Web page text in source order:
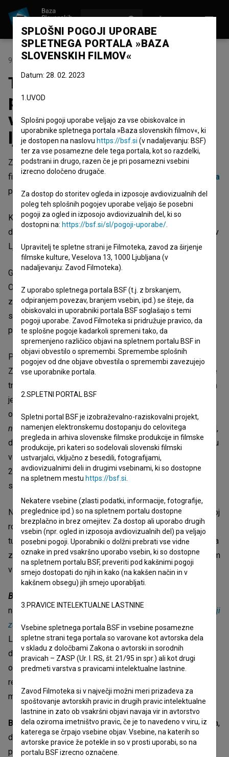
9. januar 2026
Tretja zlata rola za Belo se
pere na devetdeset: film je
videlo že več kot 80 tisoč
ljudi
Zveza društev slovenskih filmskih ustvarjalcev je ekipi
filma Belo se pere na devetdeset
Marka Naberšnika
podelila tretjo zlato rolo za preseženih 75.000 gledalcev.
Kot je na podelitvi v Odiseji dejal producentAleš Pavlin
dosežek, da so pripeljali občinstvo nazaj v kinematografe v
Ljubljani in drugod po Sloveniji.
Generalni direktor družbe Odisejada, ki upravlja kompleks
Odiseja, Ivo Boscarol, se je na prireditvi ustvarjalcem
zahvalil za dobre rezultate, ki jih film dosega v Odiseji, in
spomnil, da se je priznanje zlata rola rodilo prav v
predhodniku Odiseje, nekdanjem Koloseju.
Priznanje je ekipi filma podelilAlan Vitezič, predstavnik
Zveze društev slovenskih filmskih ustvarjalcev, ki nadaljuje
tradicijo podeljevanja zlatih rol. Producent filma Aleš Pavlin
je ob tem povedal, da so neizmerno ponosni in hvaležni
občinstvu, da se je odzvalo na zahteven film, "dramo, ki je
na trenutke pretresljiva". Kot edinstven dosežek je poudaril,
da je filmBelo se pere na devetdeset , ki ga je v tem trenutku
videlo že več kot 80.000 gledalcev, najbolj gledan film leta
2025 na lestvici desetih najbolj gledanih filmov v Sloveniji,
sledi mu devet ameriških filmov.
Naberšnik je poudaril, da je hvaležen Bronji Žakelj, da je svoj
roman v ekranizacijo zaupala filmski ekipi. Veseli ga, da jih
tudi po koncu snemanja povezuje prijateljstvo in da Bronjina
zgodba tudi v filmskem mediju nagovarja z enakim čustvom
v smislu upanja in volje do življenja.
Belo se pere na devetdeset
nastal po knjižni predlogi. A kot je povedal, sta tako
Petelinji
zajtrkinŠanghaj, ki sta nastala po knjižnih predlogah Ferija
Lainščka, fikcija, zato si je lahko, kadar je bil v dvomu,
dovolil ta dvom zapolniti s svojo domišljijo. Tu pa gre za
osebno zgodbo, kjer je lahko tovrstne dvome zapolnil le z
resničnimi elementi, ki jih je doživela avtorica sama, zato
mu je bilo pomembno, da sta scenarij pisala skupaj.
Bronja Žakeljje, kot pravi, navdušena, hvaležna in ponosna,
da sta film in zgodba našla pot med gledalce. Odzivi, ki jih
prejema prek različnih kanalov, kažejo, da se film ljudi ni
SPLOŠNI POGOJI UPORABE
SPLETNEGA PORTALA »BAZA
SLOVENSKIH FILMOV«
Datum: 28. 02. 2023
1.UVOD
Splošni pogoji uporabe veljajo za vse obiskovalce in
uporabnike spletnega portala »Baza slovenskih filmov«, ki
je dostopen na naslovu https://bsf.si (v nadaljevanju: BSF)
ter za vse posamezne dele tega portala, kot so razdelki,
podstrani in drugo, razen če je pri posamezni vsebini
izrecno določeno drugače.
Za dostop do storitev ogleda in izposoje avdiovizualnih del
poleg teh splošnih pogojev uporabe veljajo še posebni
pogoji za ogled in izposojo avdiovizualnih del, ki so
dostopni na: https://bsf.si/sl/pogoji-uporabe/
Upravitelj te spletne strani je Filmoteka, zavod za širjenje
filmske kulture, Veselova 13, 1000 Ljubljana (v
nadaljevanju: Zavod Filmoteka).
Z uporabo spletnega portala BSF (t.j. z brskanjem,
odpiranjem povezav, branjem vsebin, ipd.) se šteje, da
obiskovalci in uporabniki portala BSF soglašajo s temi
pogoji uporabe. Zavod Filmoteka si pridružuje pravico, da
te splošne pogoje kadarkoli spremeni tako, da
spremenjeno različico objavi na spletnem portalu BSF in
objavi obvestilo o spremembi. Spremembe splošnih
pogojev od dne objave obvestila o spremembi zavezujejo
vse uporabnike portala.
2.SPLETNI PORTAL BSF
Spletni portal BSF je izobraževalno-raziskovalni projekt,
namenjen elektronskemu dostopanju do celovitega
pregleda in arhiva slovenske filmske produkcije in filmske
produkcije, pri kateri so sodelovali slovenski filmski
ustvarjalci, vključno z besedili, fotografijami,
avdiovizualnimi deli in drugimi vsebinami, ki so dostopne
na spletnem mestu https://bsf.si
Nekatere vsebine (zlasti podatki, informacije, fotografije,
preglednice ipd.) so na spletnem portalu dostopne
brezplačno in brez omejitev. Za dostop ali uporabo drugih
vsebin (npr. ogled in izposoja avdiovizualnih del) pa veljajo
posebni pogoji. Uporabniki o dolžni prebrati vse vidne
oznake in pred vsakršno uporabo vsebin, ki so dostopne
na spletnem portalu BSF, preveriti pod kakšnimi pogoji
smejo dostopati do njih in kako (na kakšen način in v
kakšnem obsegu) jih smejo uporabljati.
3.PRAVICE INTELEKTUALNE LASTNINE
Vsebine spletnega portala BSF in vsebine posamezne
spletne strani tega portala so varovane kot avtorska dela
v skladu z določbami Zakona o avtorski in sorodnih
pravicah – ZASP (Ur. l. RS, št. 21/95 in spr.) ali kot drugi
predmeti varstva s pravicami intelektualne lastnine.
Zavod Filmoteka si v največji možni meri prizadeva za
spoštovanje avtorskih pravic in drugih pravic intelektualne
lastnine in zato ob vsakršni objavi navaja vir in avtorstvo
dela oziroma imetništvo pravic, če je to navedeno v viru, iz
katerega se črpajo vsebine objav. Vsebine, na katerih so
avtorske pravice že potekle in so v prosti uporabi, so na
portalu BSF izrecno označene.